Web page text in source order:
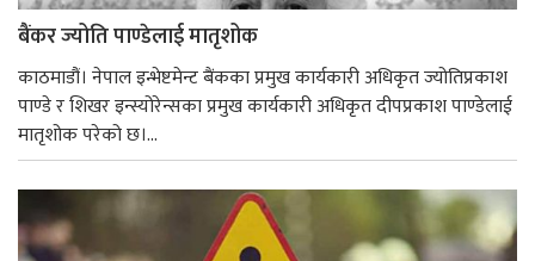
बैंकर ज्योति पाण्डेलाई मातृशोक
काठमाडौं। नेपाल इन्भेष्टमेन्ट बैंकका प्रमुख कार्यकारी अधिकृत ज्योतिप्रकाश
पाण्डे र शिखर इन्स्योरेन्सका प्रमुख कार्यकारी अधिकृत दीपप्रकाश पाण्डेलाई
मातृशोक परेको छ।...